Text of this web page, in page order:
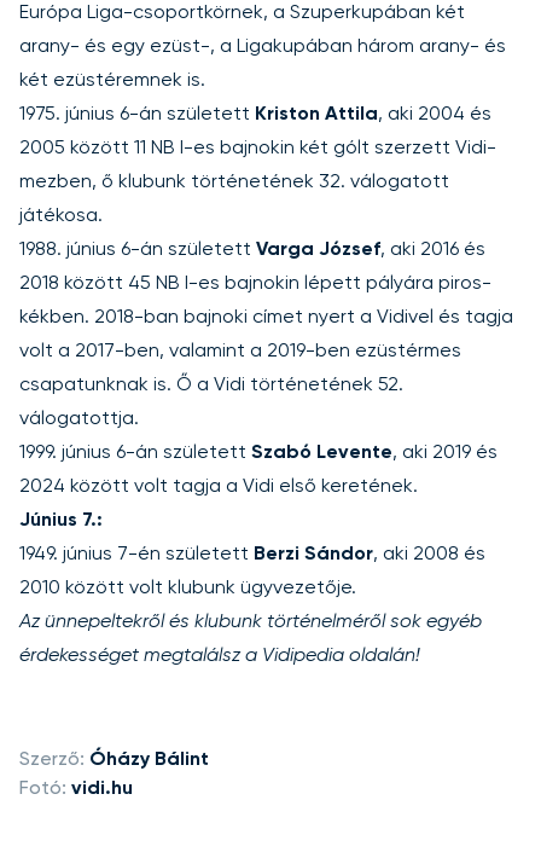
Európa Liga-csoportkörnek, a Szuperkupában két
arany- és egy ezüst-, a Ligakupában három arany- és
két ezüstéremnek is.
1975. június 6-án született Kriston Attila, aki 2004 és
2005 között 11 NB I-es bajnokin két gólt szerzett Vidi-
mezben, ő klubunk történetének 32. válogatott
játékosa.
1988. június 6-án született Varga József, aki 2016 és
2018 között 45 NB I-es bajnokin lépett pályára piros-
kékben. 2018-ban bajnoki címet nyert a Vidivel és tagja
volt a 2017-ben, valamint a 2019-ben ezüstérmes
csapatunknak is. Ő a Vidi történetének 52.
válogatottja.
1999. június 6-án született Szabó Levente, aki 2019 és
2024 között volt tagja a Vidi első keretének.
Június 7.:
1949. június 7-én született Berzi Sándor, aki 2008 és
2010 között volt klubunk ügyvezetője.
Az ünnepeltekről és klubunk történelméről sok egyéb
érdekességet megtalálsz a Vidipedia oldalán!
Szerző: Óházy Bálint
Fotó: vidi.hu